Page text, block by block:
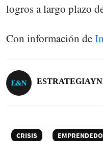
logros a largo plazo
Con información de
CRISIS